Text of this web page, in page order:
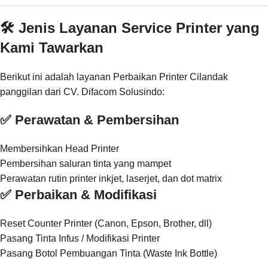
🛠️ Jenis Layanan Service Printer yang
Kami Tawarkan
Berikut ini adalah layanan Perbaikan Printer Cilandak
panggilan dari CV. Difacom Solusindo:
✅ Perawatan & Pembersihan
Membersihkan Head Printer
Pembersihan saluran tinta yang mampet
Perawatan rutin printer inkjet, laserjet, dan dot matrix
✅ Perbaikan & Modifikasi
Reset Counter Printer (Canon, Epson, Brother, dll)
Pasang Tinta Infus / Modifikasi Printer
Pasang Botol Pembuangan Tinta (Waste Ink Bottle)